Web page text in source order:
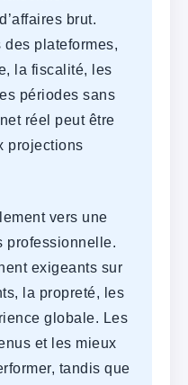
brut.
des plateformes,
la fiscalité, les
périodes sans
réel peut être
projections
vers une
professionnelle.
exigeants sur
la propreté, les
globale. Les
et les mieux
tandis que